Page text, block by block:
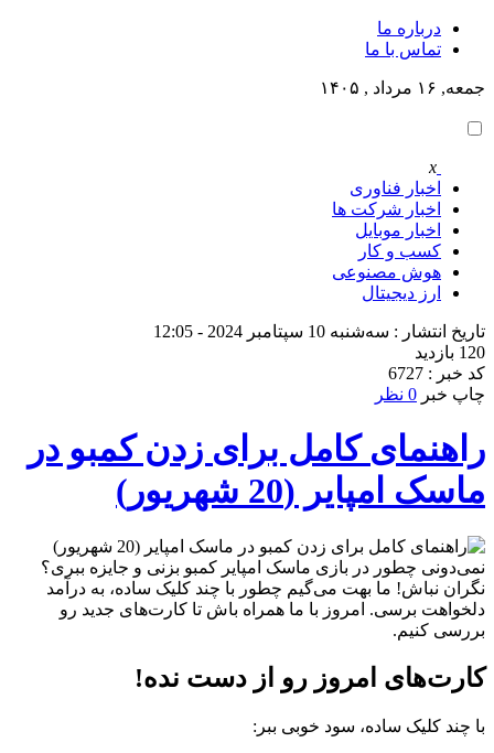
درباره ما
تماس با ما
جمعه, ۱۶ مرداد , ۱۴۰۵
x
اخبار فناوری
اخبار شرکت ها
اخبار موبایل
کسب و کار
هوش مصنوعی
ارز دیجیتال
تاریخ انتشار : سه‌شنبه 10 سپتامبر 2024 - 12:05
120 بازدید
کد خبر : 6727
چاپ خبر 0 نظر
راهنمای کامل برای زدن کمبو در
ماسک امپایر (20 شهریور)
نمی‌دونی چطور در بازی ماسک امپایر کمبو بزنی و جایزه ببری؟
نگران نباش! ما بهت می‌گیم چطور با چند کلیک ساده، به درآمد
دلخواهت برسی. امروز با ما همراه باش تا کارت‌های جدید رو
بررسی کنیم.
کارت‌های امروز رو از دست نده!
با چند کلیک ساده، سود خوبی ببر: